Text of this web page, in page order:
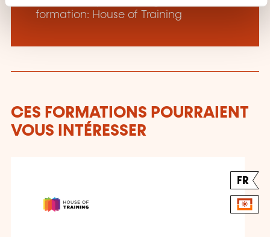
n
formation: House of Training
CES FORMATIONS POURRAIENT
VOUS INTÉRESSER
FR